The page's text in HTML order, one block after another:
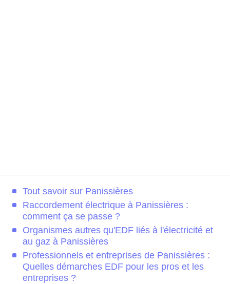
Tout savoir sur Panissières
Raccordement électrique à Panissières :
comment ça se passe ?
Organismes autres qu'EDF liés à l'électricité et
au gaz à Panissières
Professionnels et entreprises de Panissières :
Quelles démarches EDF pour les pros et les
entreprises ?